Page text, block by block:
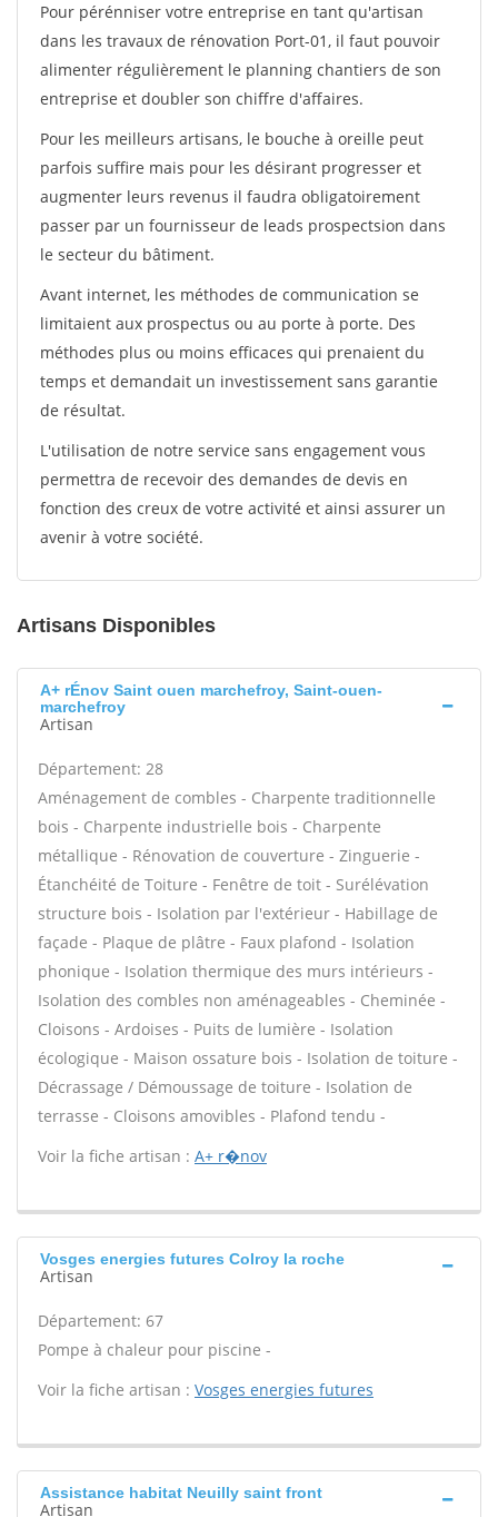
Pour pérénniser votre entreprise en tant qu'artisan
dans les travaux de rénovation Port-01, il faut pouvoir
alimenter régulièrement le planning chantiers de son
entreprise et doubler son chiffre d'affaires.
Pour les meilleurs artisans, le bouche à oreille peut
parfois suffire mais pour les désirant progresser et
augmenter leurs revenus il faudra obligatoirement
passer par un fournisseur de leads prospectsion dans
le secteur du bâtiment.
Avant internet, les méthodes de communication se
limitaient aux prospectus ou au porte à porte. Des
méthodes plus ou moins efficaces qui prenaient du
temps et demandait un investissement sans garantie
de résultat.
L'utilisation de notre service sans engagement vous
permettra de recevoir des demandes de devis en
fonction des creux de votre activité et ainsi assurer un
avenir à votre société.
Artisans Disponibles
A+ rÉnov Saint ouen marchefroy, Saint-ouen-
marchefroy
Artisan
Département: 28
Aménagement de combles - Charpente traditionnelle
bois - Charpente industrielle bois - Charpente
métallique - Rénovation de couverture - Zinguerie -
Étanchéité de Toiture - Fenêtre de toit - Surélévation
structure bois - Isolation par l'extérieur - Habillage de
façade - Plaque de plâtre - Faux plafond - Isolation
phonique - Isolation thermique des murs intérieurs -
Isolation des combles non aménageables - Cheminée -
Cloisons - Ardoises - Puits de lumière - Isolation
écologique - Maison ossature bois - Isolation de toiture -
Décrassage / Démoussage de toiture - Isolation de
terrasse - Cloisons amovibles - Plafond tendu -
Voir la fiche artisan : A+ r�nov
Vosges energies futures Colroy la roche
Artisan
Département: 67
Pompe à chaleur pour piscine -
Voir la fiche artisan : Vosges energies futures
Assistance habitat Neuilly saint front
Artisan